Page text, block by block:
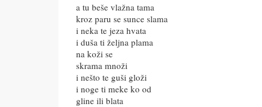
a tu beše vlažna tama
kroz paru se sunce slama
i neka te jeza hvata
i duša ti željna plama
na koži se
skrama množi
i nešto te guši gloži
i noge ti meke ko od
gline ili blata